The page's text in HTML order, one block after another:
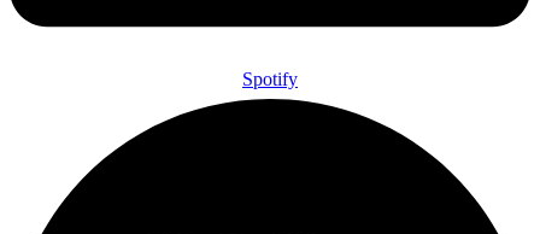
Spotify